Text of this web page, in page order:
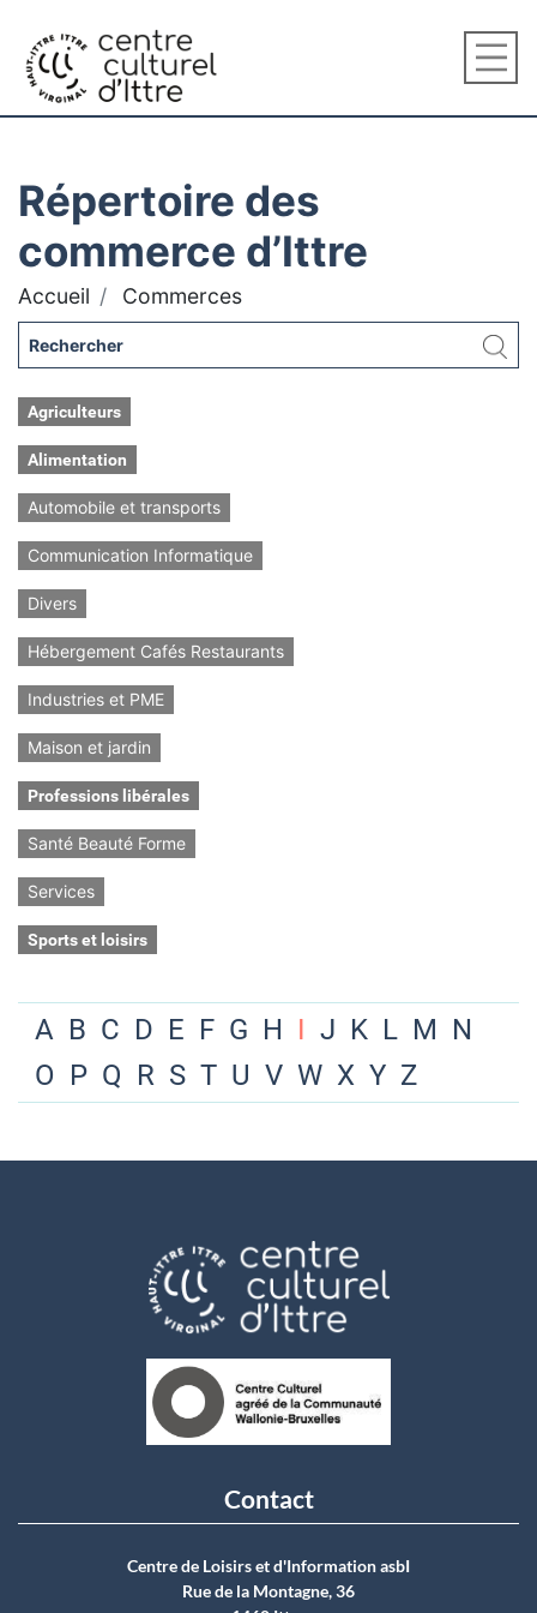
Répertoire des
commerce d’Ittre
Accueil Commerces
Agriculteurs
Alimentation
Automobile et transports
Communication Informatique
Divers
Hébergement Cafés Restaurants
Industries et PME
Maison et jardin
Professions libérales
Santé Beauté Forme
Services
Sports et loisirs
A B C D E F G H I J K L M N
O P Q R S T U V W X Y Z
Contact
Centre de Loisirs et d'Information asbI
Rue de la Montagne, 36